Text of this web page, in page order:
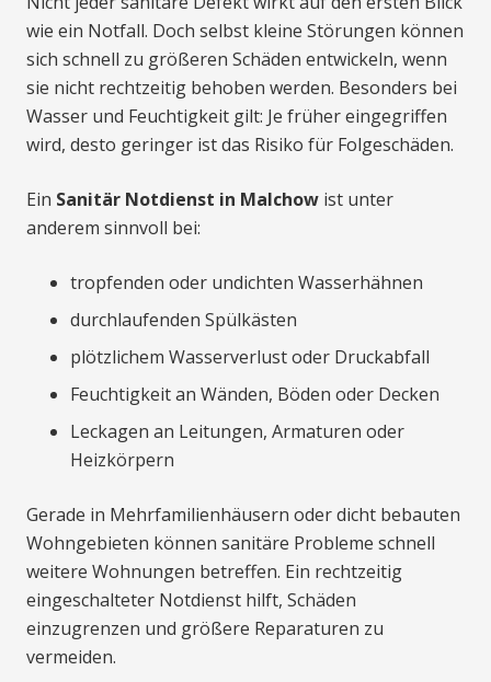
wie ein Notfall. Doch selbst kleine Störungen können
sich schnell zu größeren Schäden entwickeln, wenn
sie nicht rechtzeitig behoben werden. Besonders bei
Wasser und Feuchtigkeit gilt: Je früher eingegriffen
wird, desto geringer ist das Risiko für Folgeschäden.
Ein Sanitär Notdienst in Malchow ist unter
anderem sinnvoll bei:
tropfenden oder undichten Wasserhähnen
durchlaufenden Spülkästen
plötzlichem Wasserverlust oder Druckabfall
Feuchtigkeit an Wänden, Böden oder Decken
Leckagen an Leitungen, Armaturen oder
Heizkörpern
Gerade in Mehrfamilienhäusern oder dicht bebauten
Wohngebieten können sanitäre Probleme schnell
weitere Wohnungen betreffen. Ein rechtzeitig
eingeschalteter Notdienst hilft, Schäden
einzugrenzen und größere Reparaturen zu
vermeiden.